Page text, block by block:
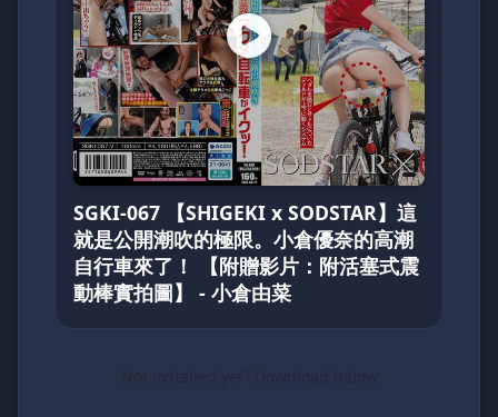
SGKI-067 【SHIGEKI x SODSTAR】這
就是公開潮吹的極限。小倉優奈的高潮
自行車來了！ 【附贈影片：附活塞式震
動棒實拍圖】 - 小倉由菜
Not installed yet? Download below